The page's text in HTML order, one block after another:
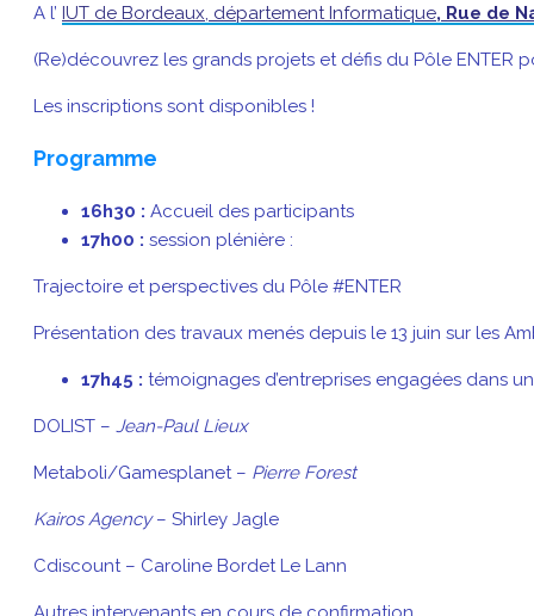
A l’ IUT de Bordeaux, département Informatique, Rue de
(Re)découvrez les grands projets et défis du Pôle ENTER
Les inscriptions sont disponibles !
Programme
16h30 : Accueil des participants
17h00 : session plénière :
Trajectoire et perspectives du Pôle #ENTER
Présentation des travaux menés depuis le 13 juin sur les
17h45 : témoignages d’entreprises engagées dans
DOLIST – Jean-Paul Lieux
Metaboli/Gamesplanet – Pierre Forest
Kairos Agency– Shirley Jagle
Cdiscount – Caroline Bordet Le Lann